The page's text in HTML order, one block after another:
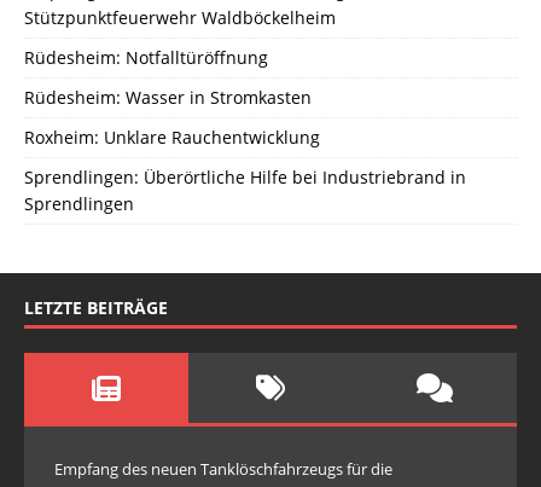
Stützpunktfeuerwehr Waldböckelheim
Rüdesheim: Notfalltüröffnung
Rüdesheim: Wasser in Stromkasten
Roxheim: Unklare Rauchentwicklung
Sprendlingen: Überörtliche Hilfe bei Industriebrand in
Sprendlingen
LETZTE BEITRÄGE
Empfang des neuen Tanklöschfahrzeugs für die